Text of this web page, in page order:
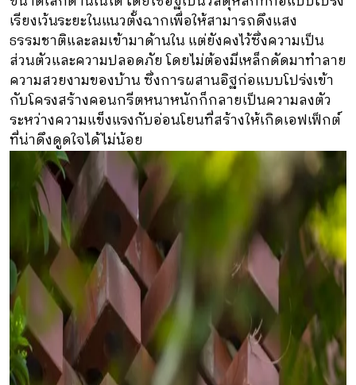
เรียงเว้นระยะในแนวตั้งฉากเพื่อให้สามารถดึงแสง
ธรรมชาติและลมเข้ามาด้านใน แต่ยังคงไว้ซึ่งความเป็น
ส่วนตัวและความปลอดภัย โดยไม่ต้องมีเหล็กดัดมาทำลาย
ความสวยงามของบ้าน ซึ่งการผสานอิฐก่อแบบโปร่งเข้า
กับโครงสร้างคอนกรีตหนาหนักก็กลายเป็นความลงตัว
ระหว่างความแข็งแรงกับอ่อนโยนที่สร้างให้เกิดเอฟเฟ็กต์
ที่น่าดึงดูดใจได้ไม่น้อย